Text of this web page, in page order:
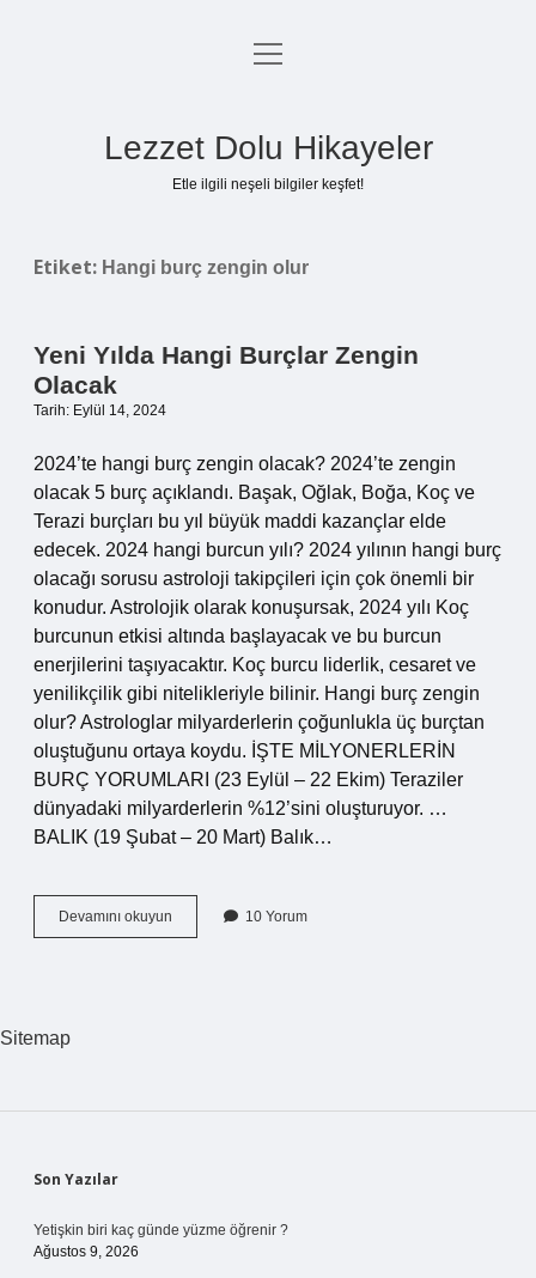
Anasayfa
menüyü
Lezzet Dolu Hikayeler
Etle ilgili neşeli bilgiler keşfet!
Etiket: Hangi burç zengin olur
Yeni Yılda Hangi Burçlar Zengin
Olacak
Tarih: Eylül 14, 2024
2024’te hangi burç zengin olacak? 2024’te zengin
olacak 5 burç açıklandı. Başak, Oğlak, Boğa, Koç ve
Terazi burçları bu yıl büyük maddi kazançlar elde
edecek. 2024 hangi burcun yılı? 2024 yılının hangi burç
olacağı sorusu astroloji takipçileri için çok önemli bir
konudur. Astrolojik olarak konuşursak, 2024 yılı Koç
burcunun etkisi altında başlayacak ve bu burcun
enerjilerini taşıyacaktır. Koç burcu liderlik, cesaret ve
yenilikçilik gibi nitelikleriyle bilinir. Hangi burç zengin
olur? Astrologlar milyarderlerin çoğunlukla üç burçtan
oluştuğunu ortaya koydu. İŞTE MİLYONERLERİN
BURÇ YORUMLARI (23 Eylül – 22 Ekim) Teraziler
dünyadaki milyarderlerin %12’sini oluşturuyor. …
BALIK (19 Şubat – 20 Mart) Balık…
Devamını okuyun
Yılda
10 Yorum
Sitemap
Sidebar
Son Yazılar
Yetişkin biri kaç günde yüzme öğrenir ?
Ağustos 9, 2026